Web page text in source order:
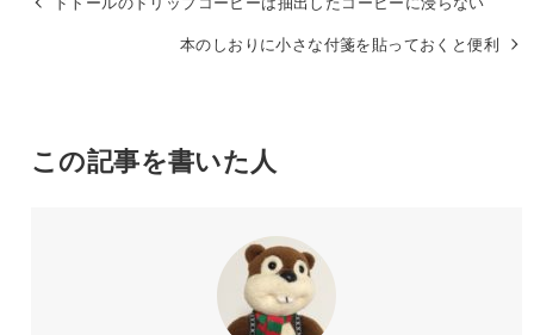
本のしおりに小さな付箋を貼っておくと便利
この記事を書いた人